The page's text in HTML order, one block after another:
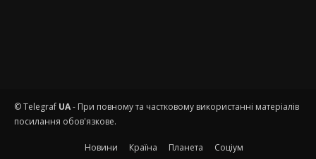
© Telegraf UA- При повному та частковому використанні матеріалів
посилання обов'язкове.
Новини Країна Планета Соціум